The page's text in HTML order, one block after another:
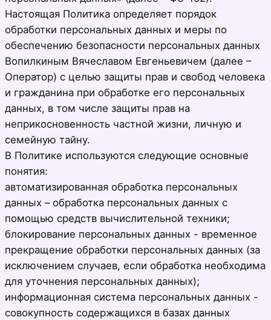
Настоящая Политика определяет порядок
обработки персональных данных и меры по
обеспечению безопасности персональных данных
Вопилкиным Вячеславом Евгеньевичем (далее –
Оператор) с целью защиты прав и свобод человека
и гражданина при обработке его персональных
данных, в том числе защиты прав на
неприкосновенность частной жизни, личную и
семейную тайну.
В Политике используются следующие основные
понятия:
автоматизированная обработка персональных
данных – обработка персональных данных с
помощью средств вычислительной техники;
блокирование персональных данных - временное
прекращение обработки персональных данных (за
исключением случаев, если обработка необходима
для уточнения персональных данных);
информационная система персональных данных -
совокупность содержащихся в базах данных